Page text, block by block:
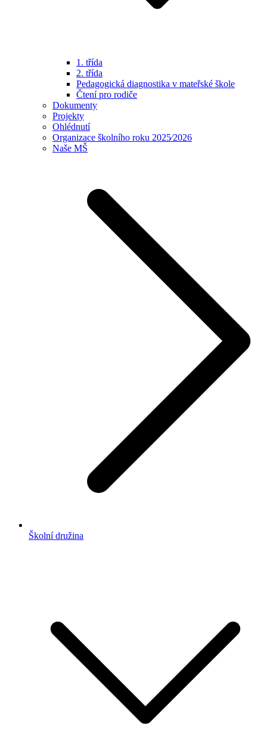
1. třída
2. třída
Pedagogická diagnostika v mateřské škole
Čtení pro rodiče
Dokumenty
Projekty
Ohlédnutí
Organizace školního roku 2025⁄2026
Naše MŠ
Školní družina